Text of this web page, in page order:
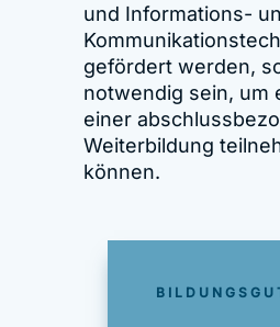
und Informations-
gefördert werden,
notwendig sein, um
einer
Weiterbildung
können.